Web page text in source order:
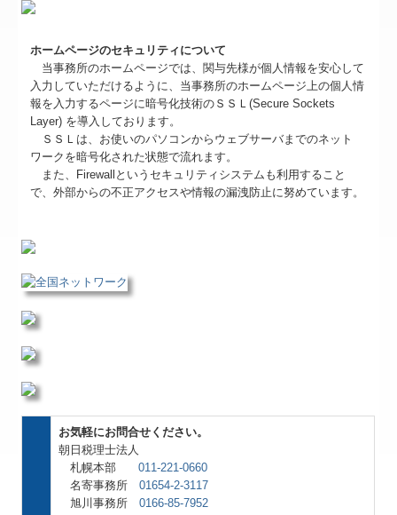
お気軽にお問合せください。
朝日税理士法人
札幌本部011-221-0660
名寄事務所01654-2-3117
旭川事務所0166-85-7952
ホームページのセキュリティについて
当事務所のホームページでは、関与先様が個人情報を安心して
入力していただけるように、当事務所のホームページ上の個人情
報を入力するページに暗号化技術のＳＳＬ(Secure Sockets
Layer) を導入しております。
ＳＳＬは、お使いのパソコンからウェブサーバまでのネット
ワークを暗号化された状態で流れます。
また、Firewallというセキュリティシステムも利用すること
で、外部からの不正アクセスや情報の漏洩防止に努めています。